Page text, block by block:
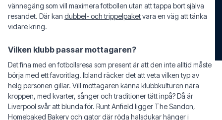
vännegäng som vill maximera fotbollen utan att tappa bort själva
resandet. Där kan dubbel- och trippelpaketvara en väg att tänka
vidare kring.
Vilken klubb passar mottagaren?
Det fina med en fotbollsresa som present är att den inte alltid måste
börja med ett favoritlag. Ibland räcker det att veta vilken typ av
helg personen gillar. Vill mottagaren känna klubbkulturen nära
kroppen, med kvarter, sånger och traditioner tätt inpå? Då är
Liverpool svår att blunda för. Runt Anfield ligger The Sandon,
Homebaked Bakery och gator där röda halsdukar hänger i